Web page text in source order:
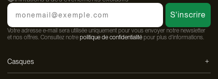
Email
S'inscrire
Votre adresse e-mail sera utilisée uniquement pour vous envoyer notre newsletter
et nos offres. Consultez notre politique de confidentialité pour plus d'informations.
Casques